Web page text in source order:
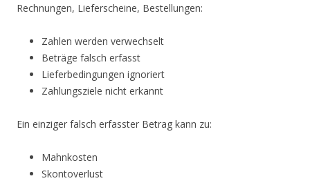
Rechnungen, Lieferscheine, Bestellungen:
Zahlen werden verwechselt
Beträge falsch erfasst
Lieferbedingungen ignoriert
Zahlungsziele nicht erkannt
Ein einziger falsch erfasster Betrag kann zu:
Mahnkosten
Skontoverlust